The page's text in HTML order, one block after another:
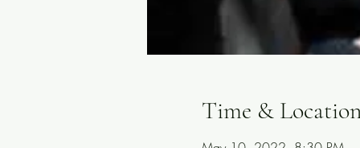
Time &